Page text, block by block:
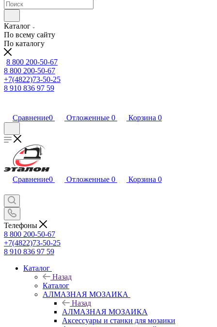
Каталог
По всему сайту
По каталогу
8 800 200-50-67
8 800 200-50-67
+7(4822)73-50-25
8 910 836 97 59
Сравнение0 Отложенные 0 Корзина 0
Сравнение0 Отложенные 0 Корзина 0
Телефоны
8 800 200-50-67
+7(4822)73-50-25
8 910 836 97 59
Каталог
Назад
Каталог
АЛМАЗНАЯ МОЗАИКА
Назад
АЛМАЗНАЯ МОЗАИКА
Аксессуары и станки для мозаики